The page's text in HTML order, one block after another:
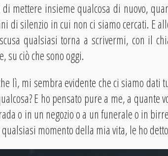
mettere insieme qualcosa di nuovo,
di silenzio in cui non ci siamo cercati. E
qualsiasi torna a scrivermi, con il
su ciò che sono oggi.
lì, mi sembra evidente che ci siamo dati
E ho pensato pure a me, a quante
o in un negozio o a un funerale o in
momento della mia vita, le ho